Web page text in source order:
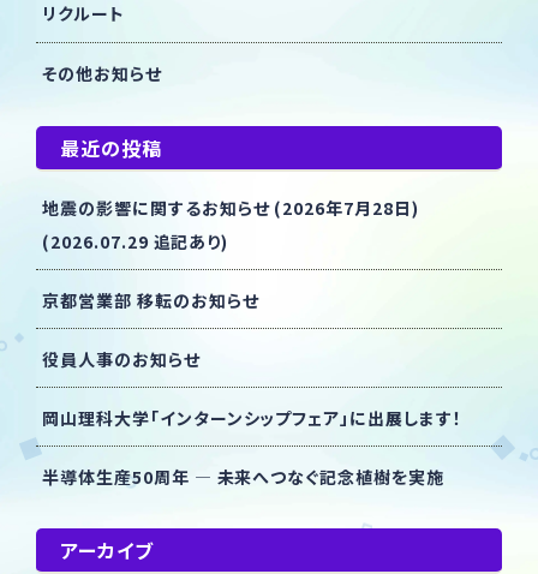
リクルート
その他お知らせ
最近の投稿
地震の影響に関するお知らせ (2026年7月28日)
(2026.07.29 追記あり)
京都営業部 移転のお知らせ
役員人事のお知らせ
岡山理科大学「インターンシップフェア」に出展します！
半導体生産50周年 ― 未来へつなぐ記念植樹を実施
アーカイブ